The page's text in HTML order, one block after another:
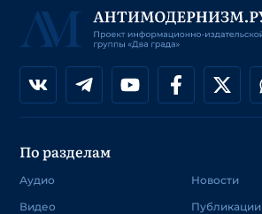
По разделам
Аудио
Видео
Новости
Публикации